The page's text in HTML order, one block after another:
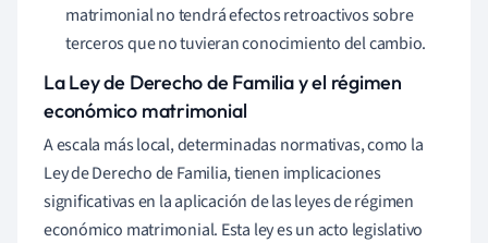
matrimonial no tendrá efectos retroactivos sobre
terceros que no tuvieran conocimiento del cambio.
La Ley de Derecho de Familia y el régimen
económico matrimonial
A escala más local, determinadas normativas, como la
Ley de Derecho de Familia, tienen implicaciones
significativas en la aplicación de las leyes de régimen
económico matrimonial. Esta ley es un acto legislativo